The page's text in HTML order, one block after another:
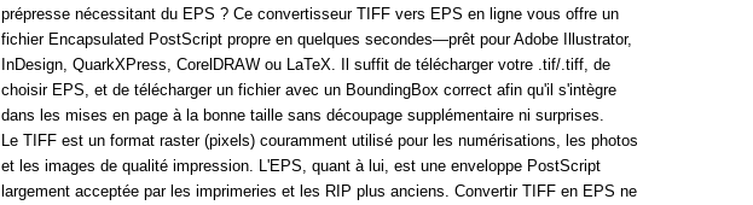
prépresse nécessitant du EPS ? Ce convertisseur TIFF vers EPS en ligne vous offre un
fichier Encapsulated PostScript propre en quelques secondes—prêt pour Adobe Illustrator,
InDesign, QuarkXPress, CorelDRAW ou LaTeX. Il suffit de télécharger votre .tif/.tiff, de
choisir EPS, et de télécharger un fichier avec un BoundingBox correct afin qu'il s'intègre
dans les mises en page à la bonne taille sans découpage supplémentaire ni surprises.
Le TIFF est un format raster (pixels) couramment utilisé pour les numérisations, les photos
et les images de qualité impression. L'EPS, quant à lui, est une enveloppe PostScript
largement acceptée par les imprimeries et les RIP plus anciens. Convertir TIFF en EPS ne